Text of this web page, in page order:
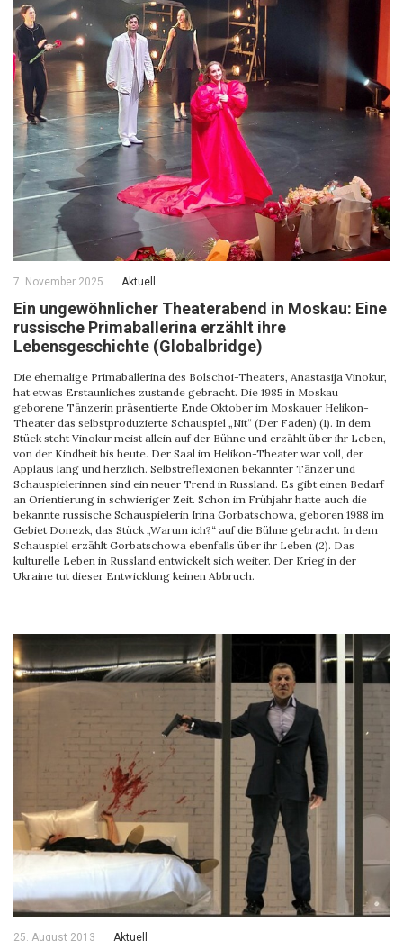
7. November 2025 Aktuell
Ein ungewöhnlicher Theaterabend in Moskau: Eine
russische Primaballerina erzählt ihre
Lebensgeschichte (Globalbridge)
Die ehemalige Primaballerina des Bolschoi-Theaters, Anastasija Vinokur,
hat etwas Erstaunliches zustande gebracht. Die 1985 in Moskau
geborene Tänzerin präsentierte Ende Oktober im Moskauer Helikon-
Theater das selbstproduzierte Schauspiel „Nit“ (Der Faden) (1). In dem
Stück steht Vinokur meist allein auf der Bühne und erzählt über ihr Leben,
von der Kindheit bis heute. Der Saal im Helikon-Theater war voll, der
Applaus lang und herzlich. Selbstreflexionen bekannter Tänzer und
Schauspielerinnen sind ein neuer Trend in Russland. Es gibt einen Bedarf
an Orientierung in schwieriger Zeit. Schon im Frühjahr hatte auch die
bekannte russische Schauspielerin Irina Gorbatschowa, geboren 1988 im
Gebiet Donezk, das Stück „Warum ich?“ auf die Bühne gebracht. In dem
Schauspiel erzählt Gorbatschowa ebenfalls über ihr Leben (2). Das
kulturelle Leben in Russland entwickelt sich weiter. Der Krieg in der
Ukraine tut dieser Entwicklung keinen Abbruch.
25. August 2013 Aktuell